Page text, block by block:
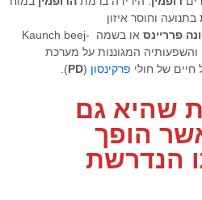
וחוסר איזון
פרריינס
או בשמה -Kaunch beej
והשפעותיה המגוננות על מערכת
חיים של חולי פרקינסון (
PD
).
שהיא גם
הופך
הנדרשת